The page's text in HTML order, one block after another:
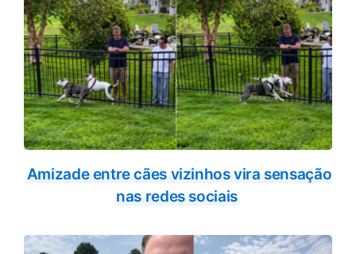
Amizade entre cães vizinhos vira sensação
nas redes sociais